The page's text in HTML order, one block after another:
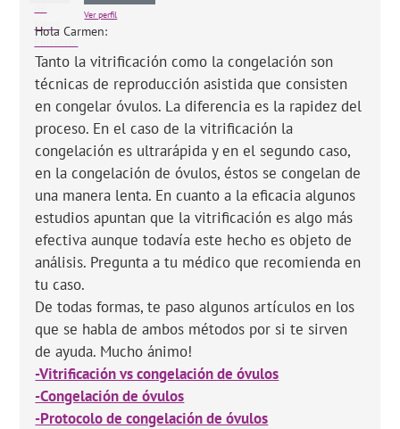
Ver perfil
Hola Carmen:
Tanto la vitrificación como la congelación son
técnicas de reproducción asistida que consisten
en congelar óvulos. La diferencia es la rapidez del
proceso. En el caso de la vitrificación la
congelación es ultrarápida y en el segundo caso,
en la congelación de óvulos, éstos se congelan de
una manera lenta. En cuanto a la eficacia algunos
estudios apuntan que la vitrificación es algo más
efectiva aunque todavía este hecho es objeto de
análisis. Pregunta a tu médico que recomienda en
tu caso.
De todas formas, te paso algunos artículos en los
que se habla de ambos métodos por si te sirven
de ayuda. Mucho ánimo!
-Vitrificación vs congelación de óvulos
-Congelación de óvulos
-Protocolo de congelación de óvulos